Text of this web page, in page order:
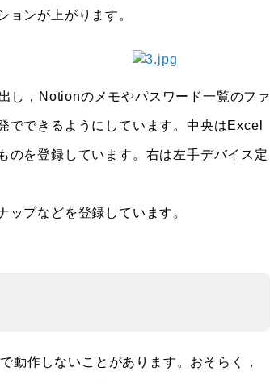
ョンが上がります。
し，Notionのメモやパスワード一覧のファ
でできるようにしています。中央はExcel
のを登録しています。右は左手デバイス定
プなどを登録しています。
作しないことがあります。おそらく，